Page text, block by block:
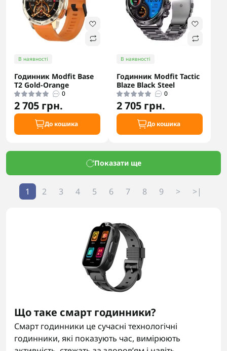
В наявності
Годинник Modfit Base
T2 Gold-Orange
0
2 705 грн.
До кошика
В наявності
Годинник Modfit Tactic
Blaze Black Steel
0
2 705 грн.
До кошика
Показати ще
1 2 3 4 5 6 7 8 9 > >|
Що таке смарт годинники?
Смарт годинники це сучасні технологічні
годинники, які показують час, вимірюють